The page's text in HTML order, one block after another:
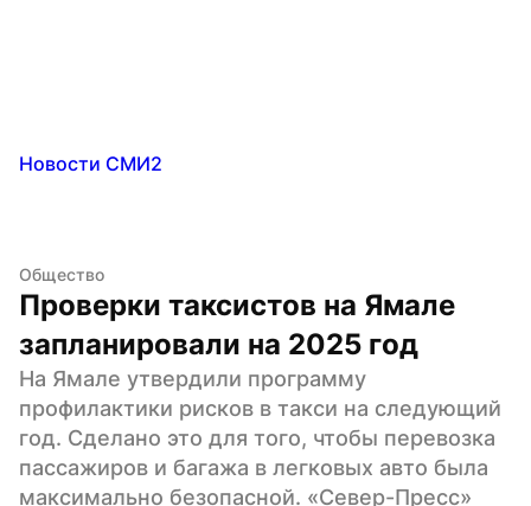
Новости СМИ2
Общество
Проверки таксистов на Ямале
запланировали на 2025 год
На Ямале утвердили программу
профилактики рисков в такси на следующий
год. Сделано это для того, чтобы перевозка
пассажиров и багажа в легковых авто была
максимально безопасной. «Север-Пресс»